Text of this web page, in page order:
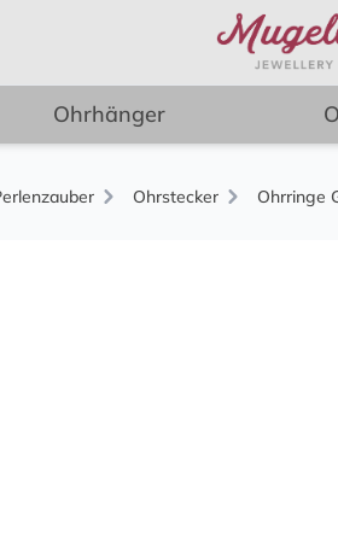
Ohrhänger
Ohrstecker Ohrringe